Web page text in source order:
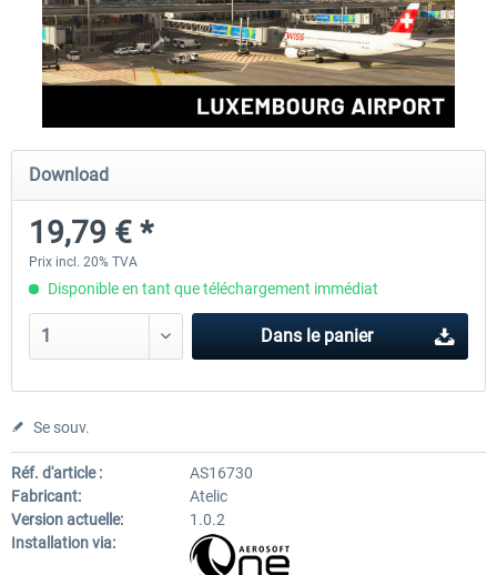
Aerosoft Airport Cologne/Bonn
18,10 € *
sim-wings Hamburg
Download
19,79 € *
Prix incl. 20% TVA
Disponible en tant que téléchargement immédiat
Dans le panier
Se souv.
Réf. d'article :
AS16730
Fabricant:
Atelic
Version actuelle:
1.0.2
Installation via: